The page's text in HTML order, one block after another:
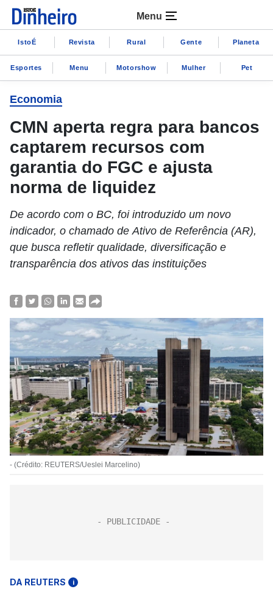
Menu
IstoÉ Revista Rural Gente Planeta
Esportes Menu Motorshow Mulher Pet
Economia
CMN aperta regra para bancos
captarem recursos com
garantia do FGC e ajusta
norma de liquidez
De acordo com o BC, foi introduzido um novo
indicador, o chamado de Ativo de Referência (AR),
que busca refletir qualidade, diversificação e
transparência dos ativos das instituições
- (Crédito: REUTERS/Ueslei Marcelino)
DA REUTERS i